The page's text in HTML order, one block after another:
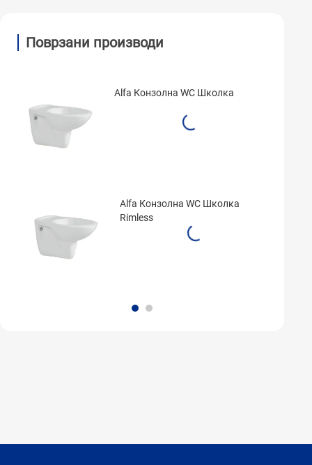
Поврзани производи
Alfa Конзолна WC Школка
Alfa Конзолна WC Школка
Rimless